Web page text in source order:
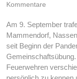
Kommentare
Am 9. September
Mammendorf,
seit Beginn der
Feuerwehren